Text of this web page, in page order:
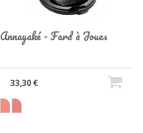
Annayaké - Fard à Joues
33,30 €